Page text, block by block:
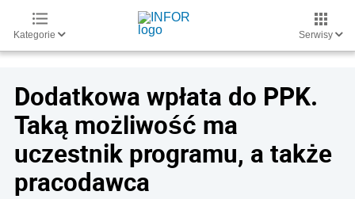
Kategorie Serwisy
Dodatkowa wpłata do PPK.
Taką możliwość ma
uczestnik programu, a także
pracodawca